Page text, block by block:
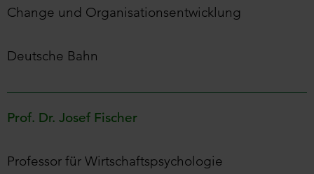
Change und Organisationsentwicklung
Deutsche Bahn
Prof. Dr. Josef Fischer
Professor für Wirtschaftspsychologie